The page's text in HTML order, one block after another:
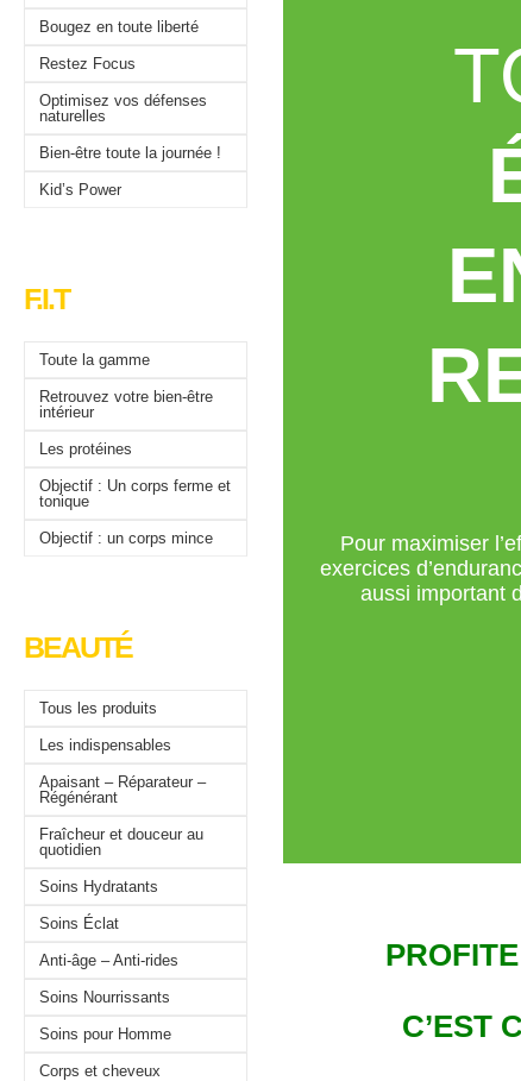
Bougez en toute liberté
Restez Focus
Optimisez vos défenses
naturelles
Bien-être toute la journée !
Kid’s Power
F.I.T
Toute la gamme
Retrouvez votre bien-être
intérieur
Les protéines
Objectif : Un corps ferme et
tonique
Objectif : un corps mince
BEAUTÉ
Tous les produits
Les indispensables
Apaisant – Réparateur –
Régénérant
Fraîcheur et douceur au
quotidien
Soins Hydratants
Soins Éclat
Anti-âge – Anti-rides
Soins Nourrissants
Soins pour Homme
Corps et cheveux
Pour maximiser
exercices
aussi important
C’EST